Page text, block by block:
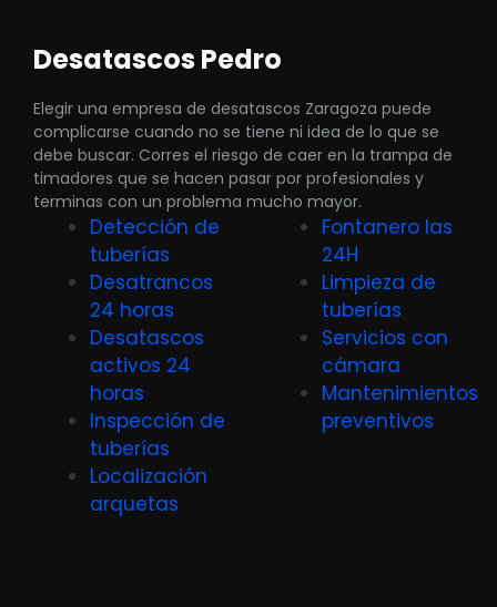
Desatascos Pedro
Elegir una empresa de desatascos Zaragoza puede
complicarse cuando no se tiene ni idea de lo que se
debe buscar. Corres el riesgo de caer en la trampa de
timadores que se hacen pasar por profesionales y
terminas con un problema mucho mayor.
Detección de
tuberías
Desatrancos
24 horas
Desatascos
activos 24
horas
Inspección de
tuberías
Localización
arquetas
Fontanero las
24H
Limpieza de
tuberías
Servicios con
cámara
Mantenimientos
preventivos